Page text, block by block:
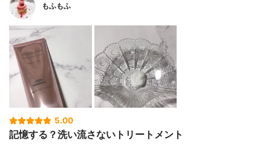
もふもふ
5.00
記憶する？洗い流さないトリートメント